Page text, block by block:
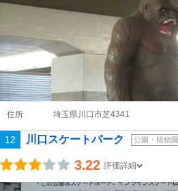
住所 埼玉県川口市芝4341
12 川口スケートパーク 公園・植物園
3.22 評価詳細